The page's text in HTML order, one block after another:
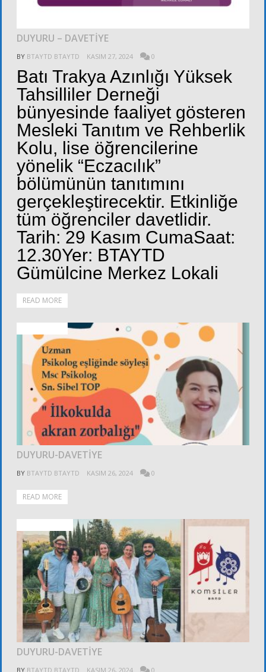
DUYURU – DAVETİYE
BY BTAYTD BTAYTD KASIM 27, 2024 0
Batı Trakya Azınlığı Yüksek
Tahsilliler Derneği
bünyesinde faaliyet gösteren
Mesleki Tanıtım ve Rehberlik
Kolu, lise öğrencilerine
yönelik “Eczacılık”
bölümünün tanıtımını
gerçekleştirecektir. Etkinliğe
tüm öğrenciler davetlidir.
Tarih: 29 Kasım CumaSaat:
12.30Yer: BTAYTD
Gümülcine Merkez Lokali
READ MORE
DUYURU-DAVETİYE
BY BTAYTD BTAYTD KASIM 26, 2024 0
READ MORE
DUYURU-DAVETİYE
BY BTAYTD BTAYTD KASIM 26, 2024 0